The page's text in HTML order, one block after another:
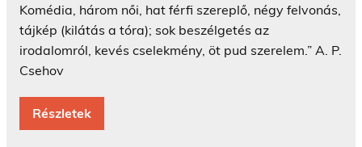
Komédia, három női, hat férfi szereplő, négy felvonás,
tájkép (kilátás a tóra); sok beszélgetés az
irodalomról, kevés cselekmény, öt pud szerelem.” A. P.
Csehov
Részletek